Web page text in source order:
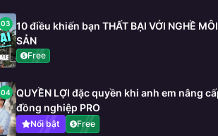
03
10 điều khiến bạn THẤT BẠI VỚI NGHỀ
SẢN
Free
04
QUYỀN LỢI đặc quyền khi anh em nâng
đồng nghiệp PRO
Nổi bật Free